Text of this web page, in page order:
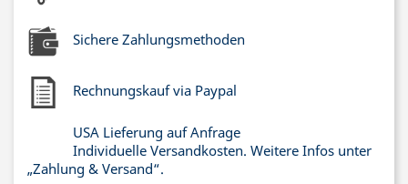
Sichere Zahlungsmethoden
Rechnungskauf via Paypal
USA Lieferung auf Anfrage
Individuelle Versandkosten. Weitere Infos unter
„Zahlung & Versand“.